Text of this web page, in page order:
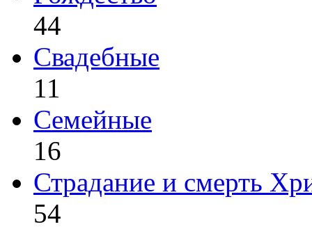
44
Свадебные
11
Семейные
16
Страдание и смерть
54